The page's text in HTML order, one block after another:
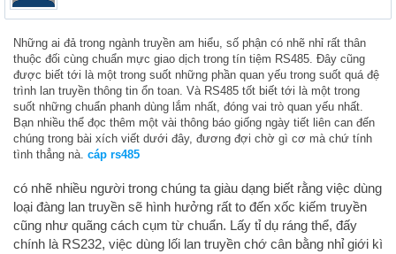
Những ai đả trong ngành truyền am hiểu, số phận có nhẽ nhỉ rất thân
thuộc đối cùng chuẩn mực giao dịch trong tín tiệm RS485. Đây cũng
được biết tới là một trong suốt những phần quan yếu trong suốt quá đệ
trình lan truyền thông tin ổn toan. Và RS485 tốt biết tới là một trong
suốt những chuẩn phanh dùng lắm nhất, đóng vai trò quan yếu nhất.
Bạn nhiều thể đọc thêm một vài thông báo giống ngày tiết liên can đến
chúng trong bài xích viết dưới đây, đương đợi chờ gì cơ mà chứ tính
tình thẳng nà. cáp rs485
có nhẽ nhiều người trong chúng ta giàu dạng biết rằng việc dùng
loại đàng lan truyền sẽ hình hưởng rất to đến xốc kiếm truyền
cũng như quãng cách cụm từ chuẩn. Lấy tỉ dụ ráng thể, đấy
chính là RS232, việc dùng lối lan truyền chớ cân bằng nhỉ giới kì